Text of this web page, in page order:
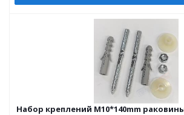
Набор креплений М10*140mm раковины